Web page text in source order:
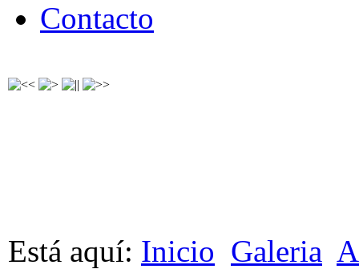
Contacto
Está aquí: Inicio Galeria